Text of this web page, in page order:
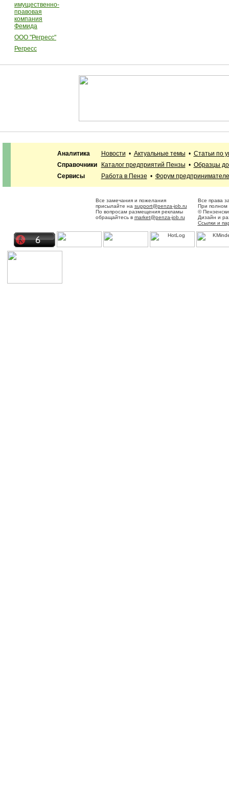
имущественно-
правовая
компания
Фемида
ООО "Регресс"
Регресс
Аналитика Новости • Актуальные темы • Статьи по
Справочники
Каталог предприятий Пензы • Образцы
Сервисы
Работа в Пензе • Форум
Все замечания и пожелания
присылайте на support@penza-job.ru
По вопросам размещения рекламы
обращайтесь в market@penza-job.ru
Все права
При полном
©
Дизайн и
Ссылки и